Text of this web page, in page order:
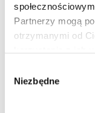
Partnerzy mogą
otrzymanymi od
zgody
Niezbędne
PRZEPIS
Wydziedziczony
należną mu fortunę.
przeszkoda - musi
bezwzględnej grze o